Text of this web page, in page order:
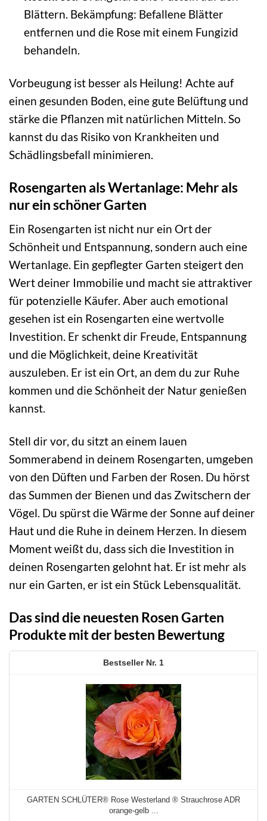
Blättern. Bekämpfung: Befallene Blätter
entfernen und die Rose mit einem Fungizid
behandeln.
Vorbeugung ist besser als Heilung! Achte auf
einen gesunden Boden, eine gute Belüftung und
stärke die Pflanzen mit natürlichen Mitteln. So
kannst du das Risiko von Krankheiten und
Schädlingsbefall minimieren.
Rosengarten als Wertanlage: Mehr als
nur ein schöner Garten
Ein Rosengarten ist nicht nur ein Ort der
Schönheit und Entspannung, sondern auch eine
Wertanlage. Ein gepflegter Garten steigert den
Wert deiner Immobilie und macht sie attraktiver
für potenzielle Käufer. Aber auch emotional
gesehen ist ein Rosengarten eine wertvolle
Investition. Er schenkt dir Freude, Entspannung
und die Möglichkeit, deine Kreativität
auszuleben. Er ist ein Ort, an dem du zur Ruhe
kommen und die Schönheit der Natur genießen
kannst.
Stell dir vor, du sitzt an einem lauen
Sommerabend in deinem Rosengarten, umgeben
von den Düften und Farben der Rosen. Du hörst
das Summen der Bienen und das Zwitschern der
Vögel. Du spürst die Wärme der Sonne auf deiner
Haut und die Ruhe in deinem Herzen. In diesem
Moment weißt du, dass sich die Investition in
deinen Rosengarten gelohnt hat. Er ist mehr als
nur ein Garten, er ist ein Stück Lebensqualität.
Das sind die neuesten Rosen Garten
Produkte mit der besten Bewertung
1
GARTEN SCHLÜTER® Rose Westerland ® Strauchrose ADR
orange-gelb ...